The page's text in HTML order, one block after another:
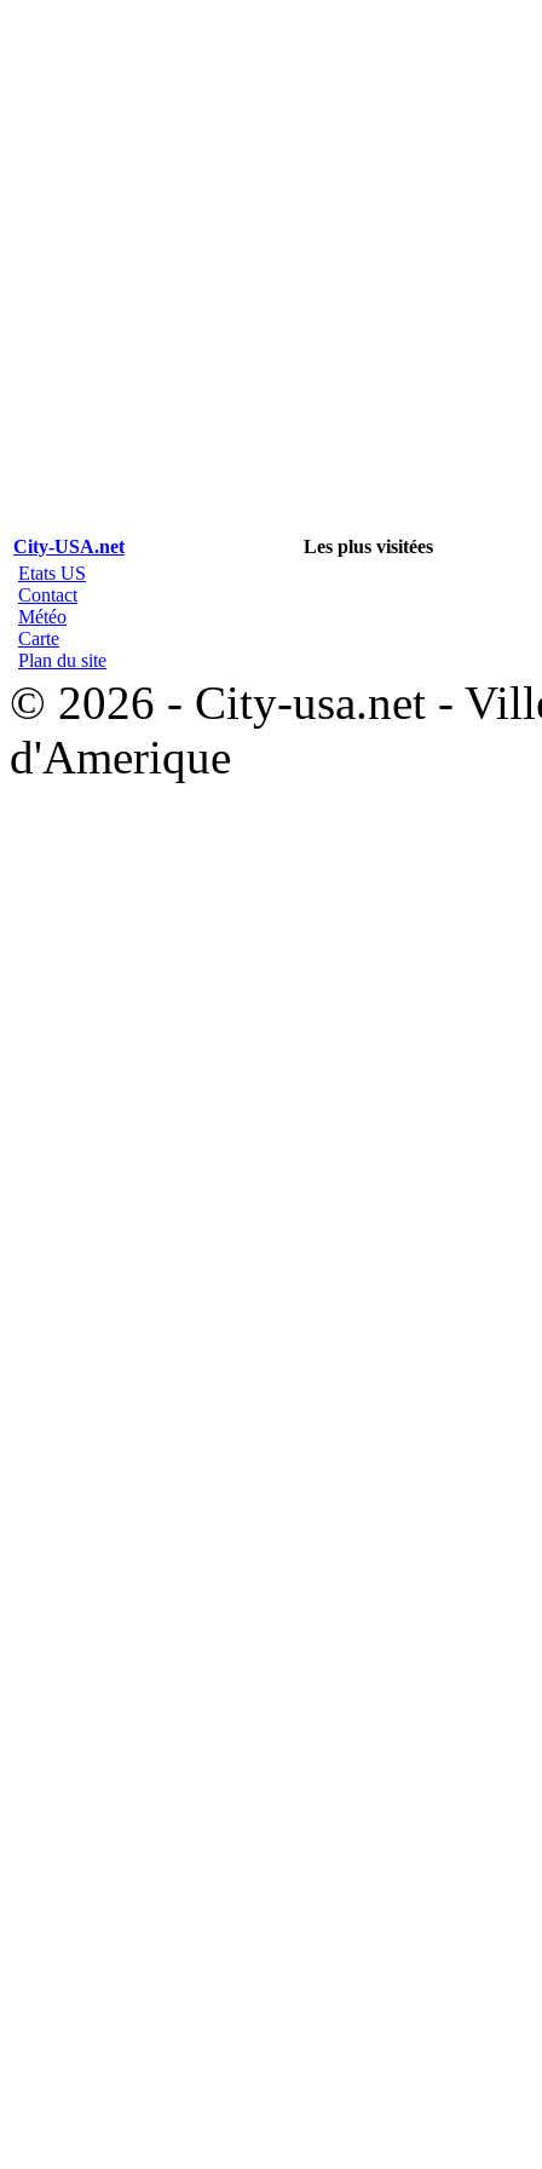
City-USA.net
Les plus visitées
Etats US
Contact
Météo
Carte
Plan du site
© 2026 - City-usa.net -
d'Amerique